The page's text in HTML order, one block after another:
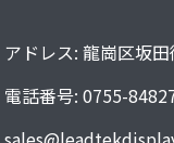
アドレス: 龍崗区坂
電話番号: 0755-